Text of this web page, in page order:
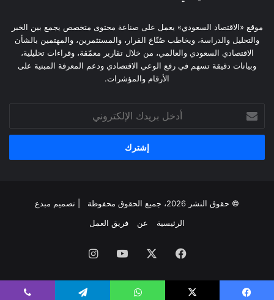
موقع «الاقتصاد السعودي» يعمل على صناعة محتوى متخصص يجمع بين الخبر
والتحليل والدراسة، ويخاطب صُنّاع القرار، والمستثمرين، والمهتمين بالشأن
الاقتصادي السعودي والعالمي، من خلال تقارير معمّقة، وقراءات تحليلية،
وبيانات دقيقة تسهم في رفع الوعي الاقتصادي ودعم المعرفة المبنية على
الأرقام والمؤشرات.
بريدك
الإلكتروني
© حقوق النشر 2026، جميع الحقوق محفوظة | تصميم
مبدع
الرئيسية
عن فريق العمل
فيسبوك ‫YouTubeانستقرام